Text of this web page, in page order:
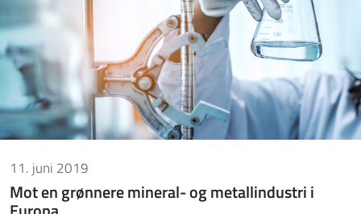
11. juni 2019
Mot en grønnere mineral- og metallindustri i